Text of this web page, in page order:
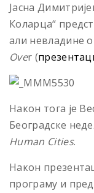
Јасна
Коларца“
али невладине
Over (
Након тога је
Београдске
Human Cities.
Након
програму и